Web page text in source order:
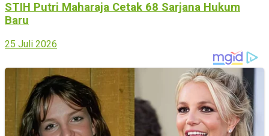
STIH Putri Maharaja Cetak 68 Sarjana Hukum
Baru
25 Juli 2026